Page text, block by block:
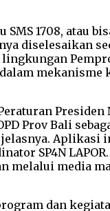
1708, atau
diselesaikan
mekanisme
Presiden
Prov Bali
Aplikasi
SP4N
media
dan